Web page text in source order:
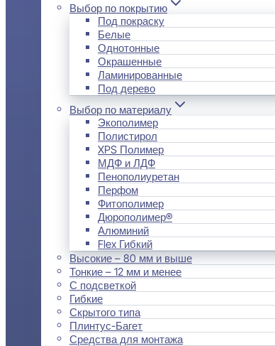
Выбор по покрытию
Под покраску
Белые
Однотонные
Окрашенные
Ламинированные
Под дерево
Выбор по материалу
Экополимер
Полистирол
XPS Полимер
МДФ и ЛДФ
Пенополиуретан
Перфом
Фитополимер
Дюрополимер®
Алюминий
Flex Гибкий
Высокие – 80 мм и выше
Тонкие – 12 мм и менее
С подсветкой
Гибкие
Скрытого типа
Плинтус-Багет
Средства для монтажа